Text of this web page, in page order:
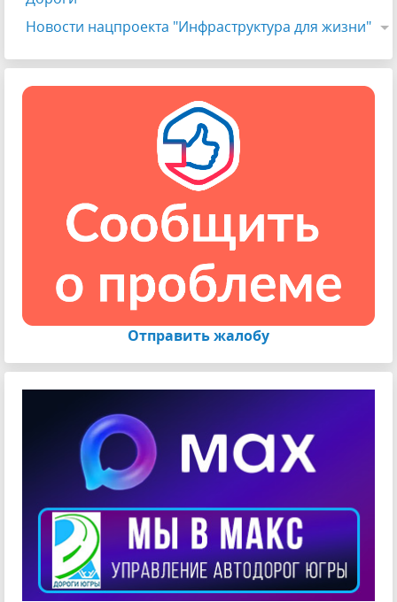
Новости нацпроекта "Инфраструктура для жизни"
Отправить жалобу